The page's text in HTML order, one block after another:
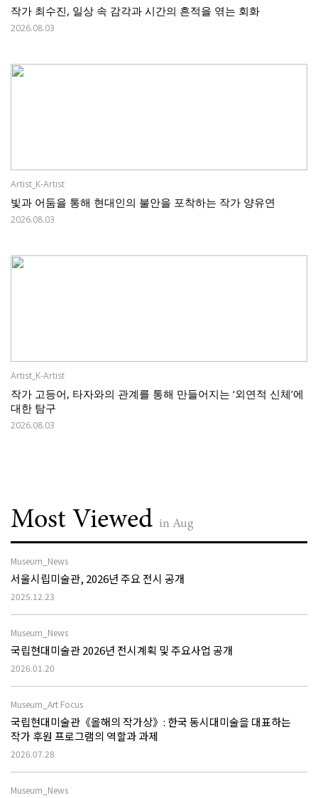
작가 최수진, 일상 속 감각과 시간의 흔적을 엮는 회화
2026.08.03
Artist_K-Artist
빛과 어둠을 통해 현대인의 불안을 포착하는 작가 양유연
2026.08.03
Artist_K-Artist
작가 고등어, 타자와의 관계를 통해 만들어지는 ‘외연적 신체’에
대한 탐구
2026.08.03
Most Viewed in Aug
Museum_News
서울시립미술관, 2026년 주요 전시 공개
2025.12.23
Museum_News
국립현대미술관 2026년 전시계획 및 주요사업 공개
2026.01.20
Museum_Art Focus
국립현대미술관《올해의 작가상》: 한국 동시대미술을 대표하는
작가 후원 프로그램의 역할과 과제
2026.07.28
Museum_News